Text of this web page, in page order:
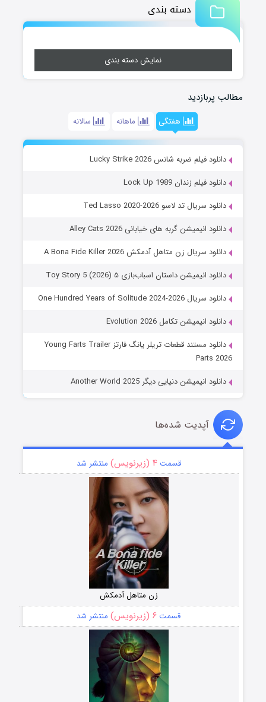
دسته بندی
نمایش دسته بندی
مطالب پربازدید
هفتگی ماهانه سالانه
دانلود فیلم ضربه شانس Lucky Strike 2026
دانلود فیلم زندان Lock Up 1989
دانلود سریال تد لاسو Ted Lasso 2020-2026
دانلود انیمیشن گربه های خیابانی Alley Cats 2026
دانلود سریال زن متاهل آدمکش A Bona Fide Killer 2026
دانلود انیمیشن داستان اسباب‌بازی ۵ Toy Story 5 (2026)
دانلود سریال One Hundred Years of Solitude 2024-2026
دانلود انیمیشن تکامل Evolution 2026
دانلود مستند قطعات تریلر یانگ فارتز Young Farts Trailer
Parts 2026
دانلود انیمیشن دنیایی دیگر Another World 2025
آپدیت شده‌ها
قسمت۴ (زیرنویس) منتشر شد
زن متاهل آدمکش
قسمت ۶ (زیرنویس) منتشر شد